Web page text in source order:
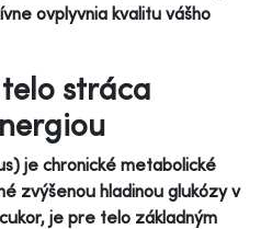
ovplyvnia kvalitu vášho
stráca
je chronické metabolické
zvýšenou hladinou glukózy v
je pre telo základným